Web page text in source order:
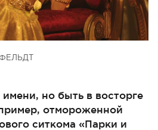
но быть в восторге
отмороженной
ситкома «Парки и